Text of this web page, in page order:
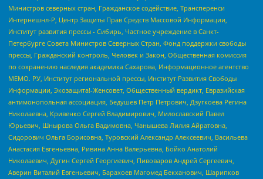
Министров северных стран, Гражданское содействие, Трансперенси
Интернешнл-Р, Центр Защиты Прав Средств Массовой Информации,
Институт развития прессы - Сибирь, Частное учреждение в Санкт-
Петербурге Совета Министров Северных Стран, Фонд поддержки свободы
прессы, Гражданский контроль, Человек и Закон, Общественная комиссия
по сохранению наследия академика Сахарова, Информационное агентство
МЕМО. РУ, Институт региональной прессы, Институт Развития Свободы
Информации, Экозащита!-Женсовет, Общественный вердикт, Евразийская
антимонопольная ассоциация, Бедушев Петр Петрович, Дзугкоева Регина
Николаевна, Кривенко Сергей Владимирович, Милославский Павел
Юрьевич, Шнырова Ольга Вадимовна, Чанышева Лилия Айратовна,
Сидорович Ольга Борисовна, Туровский Александр Алексеевич, Васильева
Анастасия Евгеньевна, Ривина Анна Валерьевна, Бойко Анатолий
Николаевич, Дугин Сергей Георгиевич, Пивоваров Андрей Сергеевич,
Аверин Виталий Евгеньевич, Барахоев Магомед Бекханович, Шарипков